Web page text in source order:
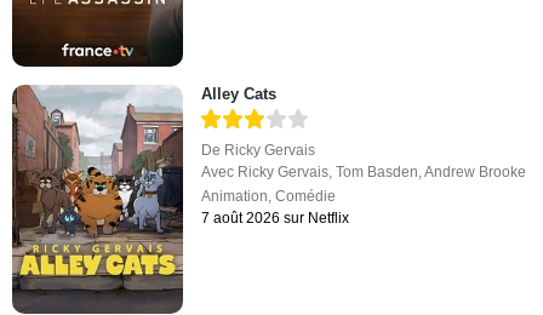
Alley Cats
De Ricky Gervais
Avec Ricky Gervais,Tom Basden,Andrew Brooke
Animation,Comédie
7 août 2026 sur Netflix